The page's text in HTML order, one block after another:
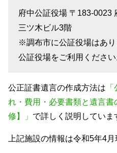
府中公証役場 〒183-
三ツ木ビル3階
※調布市に公証役場はあ
公証役場をご利用ください
公正証書遺言の作成方法は
れ・費用・必要書類と遺言
修】」 で詳しく説明していま
上記施設の情報は令和5年4月